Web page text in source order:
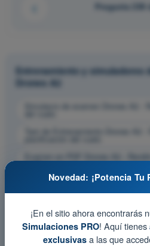
Pregunta 239
Entrenamiento y simuladores
Drones A2
Simulacro de examen Drones A2 -
Test de Entrenamiento Drones A2 -
Examen en PDF Drones A2 -
vuelo
Novedad: ¡Potencia Tu
¡En el sitio ahora encontrarás
Simulaciones PRO! Aquí tienes
exclusivasa las que